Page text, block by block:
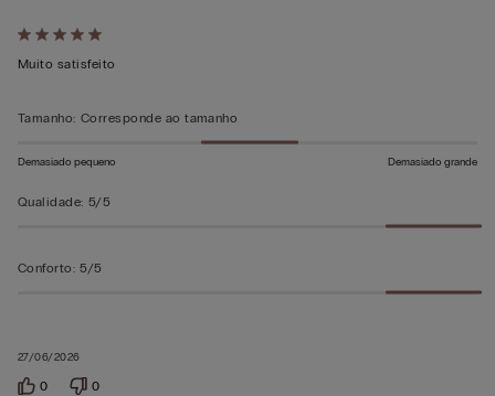
Atribuiu
5
5
27/06/2026
Muito satisfeito
Tamanho: Corresponde ao tamanho
Demasiado pequeno Demasiado grande
Qualidade: 5/5
Conforto: 5/5
0 0